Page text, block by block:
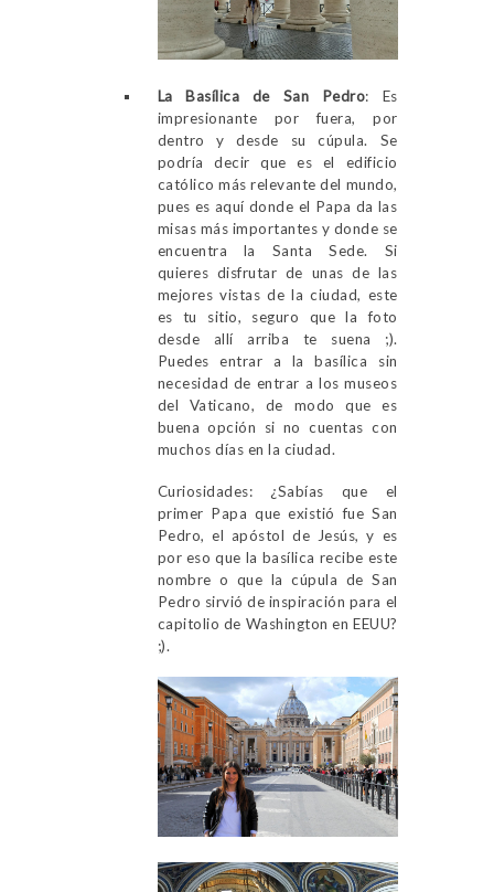
La Basílica de San Pedro: Es
impresionante por fuera, por
dentro y desde su cúpula. Se
podría decir que es el edificio
católico más relevante del mundo,
pues es aquí donde el Papa da las
misas más importantes y donde se
encuentra la Santa Sede. Si
quieres disfrutar de unas de las
mejores vistas de la ciudad, este
es tu sitio, seguro que la foto
desde allí arriba te suena ;).
Puedes entrar a la basílica sin
necesidad de entrar a los museos
del Vaticano, de modo que es
buena opción si no cuentas con
muchos días en la ciudad.
Curiosidades: ¿Sabías que el
primer Papa que existió fue San
Pedro, el apóstol de Jesús, y es
por eso que la basílica recibe este
nombre o que la cúpula de San
Pedro sirvió de inspiración para el
capitolio de Washington en EEUU?
;).